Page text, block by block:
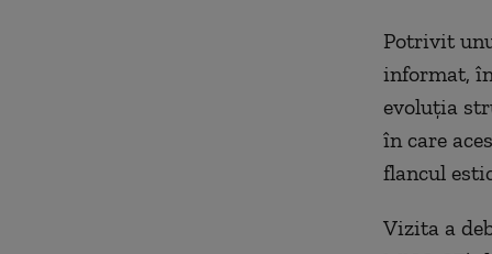
Potrivit
informat,
evoluţia
în care
flancul
Vizita a